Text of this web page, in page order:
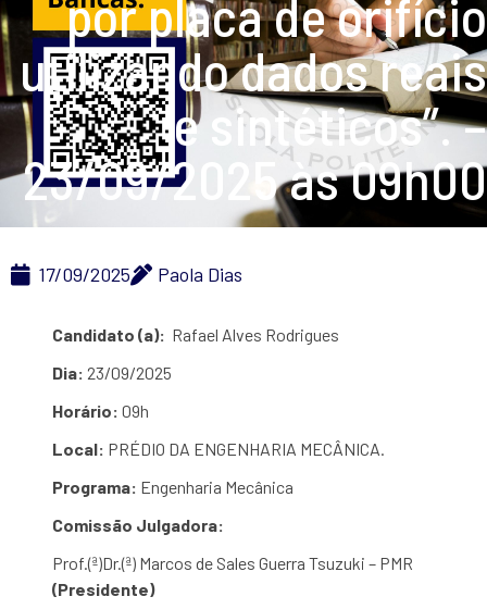
por placa de orifício
utilizando dados reais
e sintéticos”. –
23/09/2025 às 09h00
17/09/2025 Paola Dias
Candidato (a): Rafael Alves Rodrigues
Dia: 23/09/2025
Horário: 09h
Local: PRÉDIO DA ENGENHARIA MECÂNICA.
Programa: Engenharia Mecânica
Comissão Julgadora:
Prof.(ª)Dr.(ª) Marcos de Sales Guerra Tsuzuki – PMR
(Presidente)